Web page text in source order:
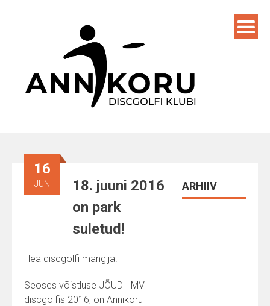
16
JUN
18. juuni 2016
on park
suletud!
Hea discgolfi mängija!
Seoses võistluse JÕUD I MV
discgolfis 2016, on Annikoru
ARHIIV